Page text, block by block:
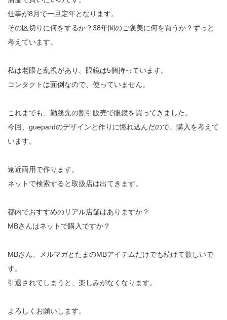
仕事が8月で一旦定年となります。
その区切りに何をするか？38年間のご褒美に何を買うか？ずっと
考えています。
私は老眼と乱視があり、眼鏡は5個持っています。
コンタクトは面倒なので、使っていません。
これまでも、勤務先の割引販売で眼鏡を買ってきました。
今回、guepardのデザインと作りに惚れ込んだので、購入を考えて
います。
遠近両用で作ります。
ネットで検索すると取扱店は出てきます。
都内でおすすめのリアル店舗はありますか？
MBさんはネットで購入ですか？
MBさん、メルマガとたまのMBアイテムだけでも続けて欲しいで
す。
引退されてしまうと、楽しみがなくなります。
よろしくお願いします。